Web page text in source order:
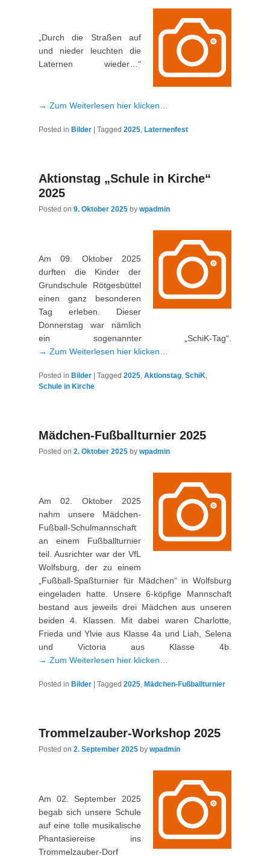
„Durch die Straßen auf
und nieder leuchten die
Laternen wieder…“
→ Zum Weiterlesen hier klicken…
Posted in Bilder Tagged 2025, Laternenfest
Aktionstag „Schule in Kirche“
2025
Posted on 9. Oktober 2025 by wpadmin
Am 09. Oktober 2025
durften die Kinder der
Grundschule Rötgesbüttel
einen ganz besonderen
Tag erleben. Dieser
Donnerstag war nämlich
ein sogenannter „SchiK-Tag“.
→ Zum Weiterlesen hier klicken…
Posted in Bilder Tagged 2025, Aktionstag, SchiK,
Schule in Kirche
Mädchen-Fußballturnier 2025
Posted on 2. Oktober 2025 by wpadmin
Am 02. Oktober 2025
nahm unsere Mädchen-
Fußball-Schulmannschaft
an einem Fußballturnier
teil. Ausrichter war der VfL
Wolfsburg, der zu einem
„Fußball-Spaßturnier für Mädchen“ in Wolfsburg
eingeladen hatte. Unsere 6-köpfige Mannschaft
bestand aus jeweils drei Mädchen aus unseren
beiden 4. Klassen. Mit dabei waren Charlotte,
Frieda und Ylvie aus Klasse 4a und Liah, Selena
und Victoria aus Klasse 4b.
→ Zum Weiterlesen hier klicken…
Posted in Bilder Tagged 2025, Mädchen-Fußballturnier
Trommelzauber-Workshop 2025
Posted on 2. September 2025 by wpadmin
Am 02. September 2025
begab sich unsere Schule
auf eine tolle musikalische
Phantasiereise ins
Trommelzauber-Dorf